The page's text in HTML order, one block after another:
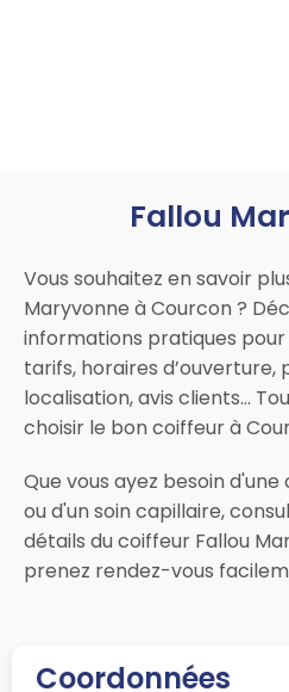
Fallou
Vous souhaitez en savoir
Maryvonne à Courcon ?
informations pratiques pour
tarifs, horaires
localisation, avis clients…
choisir le bon coiffeur à
Que vous ayez besoin
ou d'un soin capillaire,
détails du coiffeur Fallou
prenez rendez-vous
Coordonnées